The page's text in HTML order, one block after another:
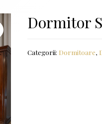
Dormitor
Categorii: Dormitoare,